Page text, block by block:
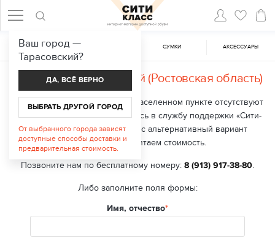
ЖЕНСКАЯ ОБУВЬ CУМКИ АКСЕССУАРЫ
Доставка вТарасовский (Ростовская область)
В настоящий момент в вашем населенном пункте отсутствуют
точки выдачи заказа. Обратитесь в службу поддержки «Сити-
класс», мы подберем для вас альтернативный вариант
доставки и рассчитаем стоимость.
Позвоните нам по бесплатному номеру: 8 (913) 917-38-80.
Либо заполните поля формы:
Имя, отчество
Ваш город —
Тарасовский?
ДА, ВСЁ ВЕРНО
ВЫБРАТЬ ДРУГОЙ ГОРОД
От выбранного города зависят
доступные способы доставки и
предварительная стоимость.